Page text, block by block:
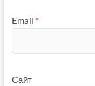
Email *
Сайт